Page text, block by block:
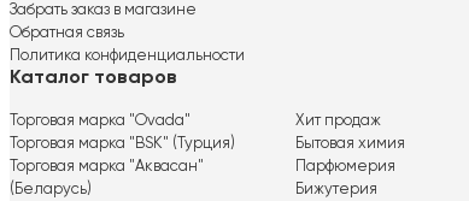
Забрать заказ в магазине
Обратная связь
Политика конфиденциальности
Каталог товаров
Торговая марка "Ovada"
Торговая марка "BSK" (Турция)
Торговая марка "Аквасан"
(Беларусь)
Хит продаж
Бытовая химия
Парфюмерия
Бижутерия